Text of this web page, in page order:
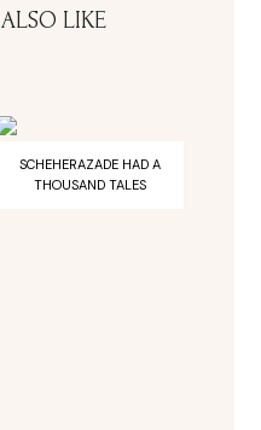
LIKE
SCHEHERAZADE HAD A
THOUSAND TALES